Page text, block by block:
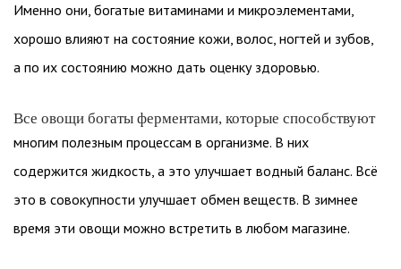
Именно они, богатые витаминами и микроэлементами,
хорошо влияют на состояние кожи, волос, ногтей и зубов,
а по их состоянию можно дать оценку здоровью.
Все овощи богаты ферментами, которые способствуют
многим полезным процессам в организме. В них
содержится жидкость, а это улучшает водный баланс. Всё
это в совокупности улучшает обмен веществ. В зимнее
время эти овощи можно встретить в любом магазине.